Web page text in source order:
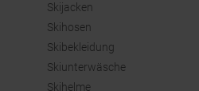
Skijacken
Skihosen
Skibekleidung
Skiunterwäsche
Skihelme